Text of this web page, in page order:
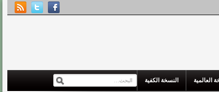
العالمية النسخة الكفية